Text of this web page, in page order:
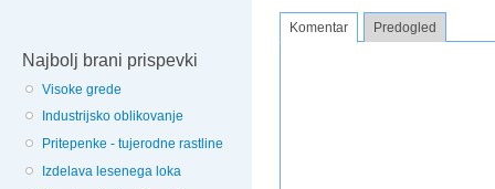
Najbolj brani prispevki
Visoke grede
Industrijsko oblikovanje
Pritepenke - tujerodne rastline
Izdelava lesenega loka
Komentar Predogled